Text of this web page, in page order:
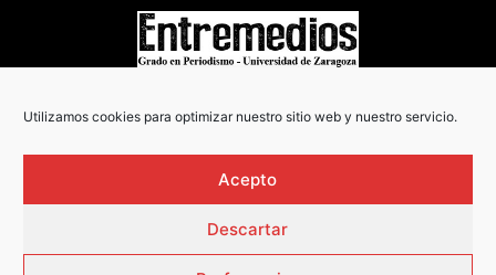
Utilizamos cookies para optimizar nuestro sitio web y nuestro servicio.
Acepto
Descartar